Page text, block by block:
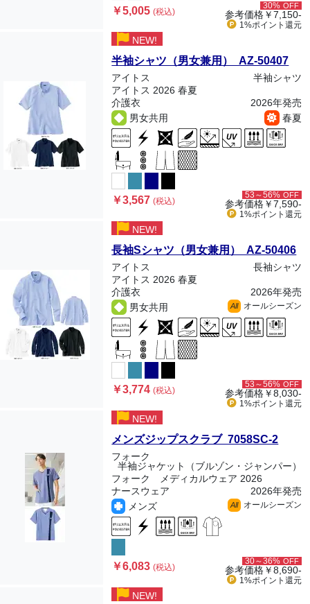
￥5,005(税込)
30% OFF
参考価格￥7,150-
1%ポイント 還元
NEW!
半袖シャツ（男女兼用） AZ-50407
アイトス
半袖シャツ
アイトス 2026 春夏
介護衣
2026年発売
男女共用
春夏
￥3,567(税込)
53～56% OFF
参考価格￥7,590-
1%ポイント 還元
NEW!
長袖Sシャツ（男女兼用） AZ-50406
アイトス
長袖シャツ
アイトス 2026 春夏
介護衣
2026年発売
男女共用
All オールシーズン
￥3,774(税込)
53～56% OFF
参考価格￥8,030-
1%ポイント 還元
NEW!
メンズジップスクラブ 7058SC-2
フォーク
半袖ジャケット（ブルゾン・ジャンパー）
フォーク メディカルウェア 2026
ナースウェア
2026年発売
メンズ
All オールシーズン
￥6,083(税込)
30～36% OFF
参考価格￥8,690-
1%ポイント 還元
NEW!